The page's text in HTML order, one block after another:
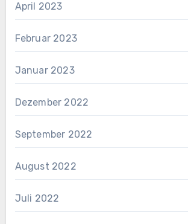
April 2023
Februar 2023
Januar 2023
Dezember 2022
September 2022
August 2022
Juli 2022